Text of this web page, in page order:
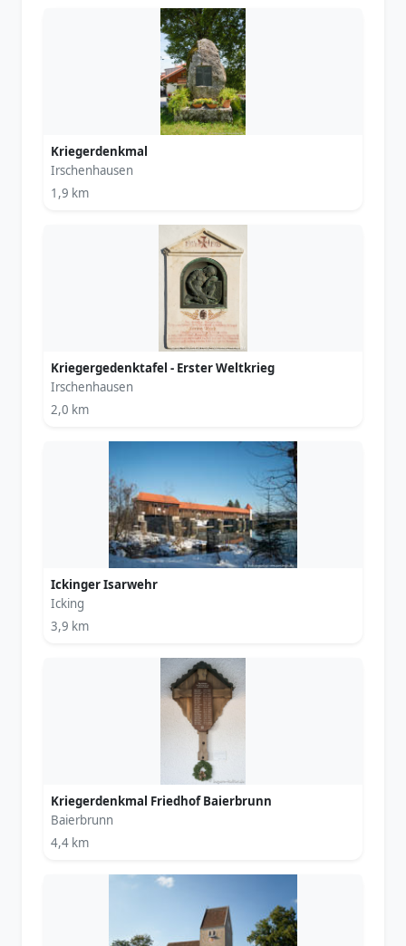
Kriegerdenkmal
Irschenhausen
1,9 km
Kriegergedenktafel - Erster Weltkrieg
Irschenhausen
2,0 km
Ickinger Isarwehr
Icking
3,9 km
Kriegerdenkmal Friedhof Baierbrunn
Baierbrunn
4,4 km